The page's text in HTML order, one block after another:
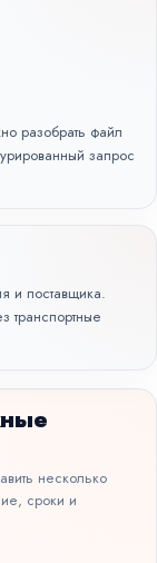
разобрать файл
запрос
и поставщика.
транспортные
несколько
сроки и